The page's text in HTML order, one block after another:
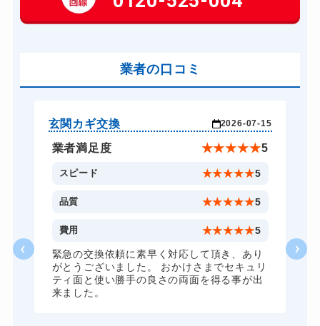
玄関カギ交換 14,300円～(税込)
バイクカギ開け
スーツケースカギ開け 8,800円～(税込)
スーツケースカギ作成 8,800円～(税込)
金庫カギ開け 14,300円～(税込)
金庫カギ修理 11,000円～(税込)
8,800円～(税込)
ドアノブカギ開け 10,780円～(税込)
ドアノブカギ作成
業者の口コミ
玄関カギ交換 2026-07-15
業者満足度 ★★★★★5
スピード ★★★★★5
品質 ★★★★★5
費用 ★★★★★5
緊急の交換依頼に素早く対応して頂き、あり
がとうございました。 おかけさまでセキュリ
ティ面と使い勝手の良さの両面を得る事が出
来ました。